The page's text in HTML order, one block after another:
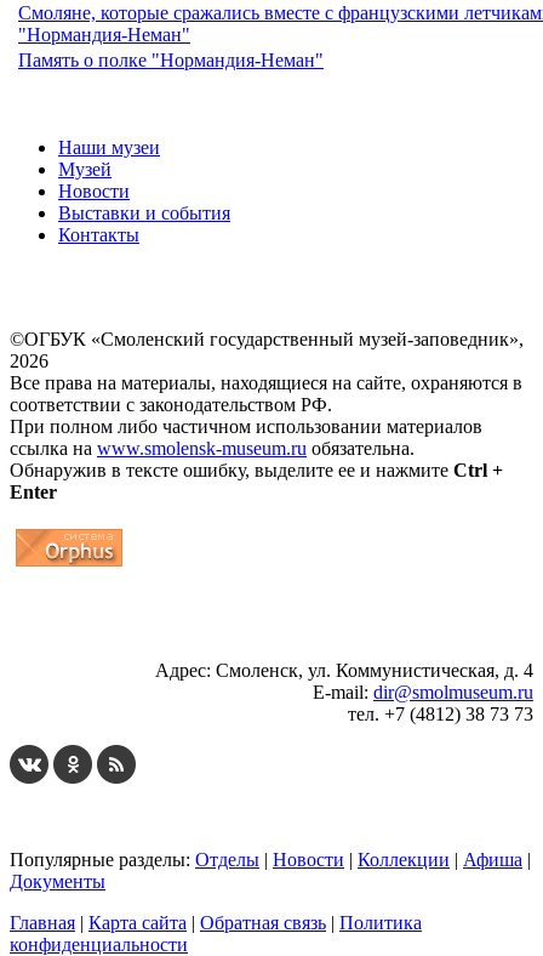
Смоляне, которые сражались вместе с французскими
"Нормандия-Неман"
Память о полке "Нормандия-Неман"
Наши музеи
Музей
Новости
Выставки и события
Контакты
©ОГБУК «Смоленский государственный музей-заповедник»,
2026
Все права на материалы, находящиеся на сайте, охраняются в
соответствии с законодательством РФ.
При полном либо частичном использовании материалов
ссылка на www.smolensk-museum.ru обязательна.
Обнаружив в тексте ошибку, выделите ее и нажмите Ctrl +
Enter
Адрес: Смоленск, ул. Коммунистическая, д. 4
E-mail: dir@smolmuseum.ru
тел. +7 (4812) 38 73 73
Популярные разделы: Отделы | Новости | Коллекции | Афиша |
Документы
Главная | Карта сайта | Обратная связь | Политика
конфиденциальности